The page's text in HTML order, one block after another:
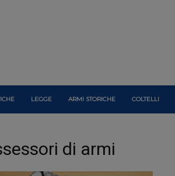
LEGGE ARMI STORICHE COLTELLI
di armi